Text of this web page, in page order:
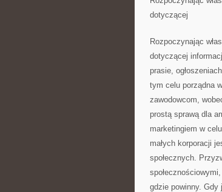
dotyczącej
Rozpoczynając
dotyczącej
prasie,
tym celu porządna
zawodowcom,
prostą sprawą dla
marketingiem w
małych korporacji
społecznych.
gdzie powinny.